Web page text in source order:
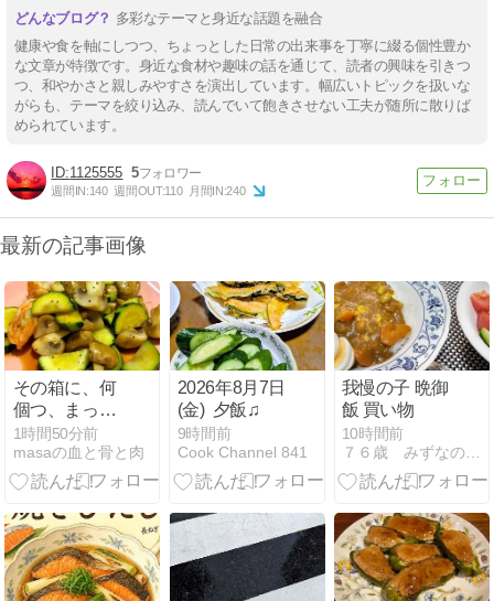
多彩なテーマと身近な話題を融合
健康や食を軸にしつつ、ちょっとした日常の出来事を丁寧に綴る個性豊か
な文章が特徴です。身近な食材や趣味の話を通じて、読者の興味を引きつ
つ、和やかさと親しみやすさを演出しています。幅広いトピックを扱いな
がらも、テーマを絞り込み、読んでいて飽きさせない工夫が随所に散りば
められています。
1125555 5
週間IN:140 週間OUT:110 月間IN:240
最新の記事画像
その箱に、何
個つ、まって
いるの？
1時間50分前
masaの血と骨と肉
2026年8月7日
(金) 夕飯♫
9時間前
Cook Channel 841
我慢の子 晩御
飯 買い物
10時間前
７６歳 みずなの御飯とつぶやき